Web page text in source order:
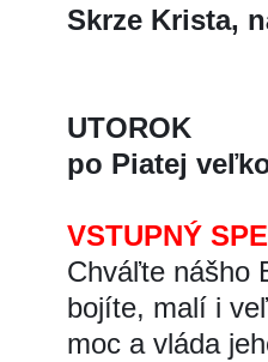
Skrze Krista,
UTOROK
po Piatej
VSTUPNÝ
Chváľte nášho
bojíte, malí i
moc a vláda